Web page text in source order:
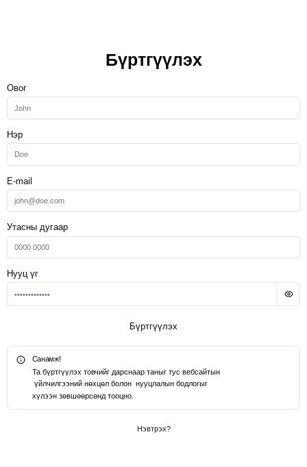
Бүртгүүлэх
Овог
Нэр
E-mail
Утасны дугаар
Нууц үг
Бүртгүүлэх
Санамж!
Та бүртгүүлэх товчийг дарснаар таныг тус вебсайтын
үйлчилгээний нөхцөл болон нууцлалын бодлогыг
хүлээн зөвшөөрсөнд тооцно.
Нэвтрэх?